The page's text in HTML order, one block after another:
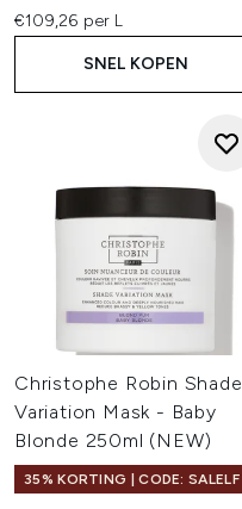
€109,26 per L
SNEL KOPEN
Christophe Robin Shade
Variation Mask - Baby
Blonde 250ml (NEW)
35% KORTING | CODE: SALELF